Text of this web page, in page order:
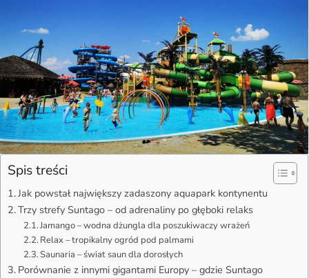
Spis treści
Jak powstał największy zadaszony aquapark kontynentu
Trzy strefy Suntago – od adrenaliny po głęboki relaks
Jamango – wodna dżungla dla poszukiwaczy wrażeń
Relax – tropikalny ogród pod palmami
Saunaria – świat saun dla dorosłych
Porównanie z innymi gigantami Europy – gdzie Suntago